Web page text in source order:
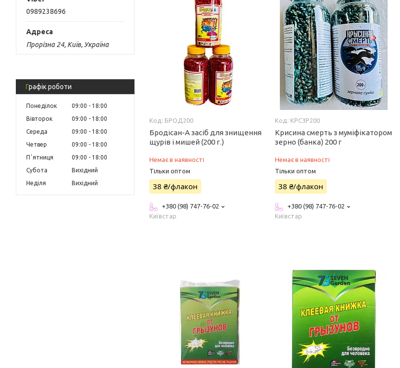
0989238696
Прорізна 24, Київ, Україна
Графік роботи
Понеділок 09:00
18:00
Вівторок
09:00
18:00
Середа
09:00
18:00
Четвер
09:00
18:00
Пʼятниця
09:00
18:00
Субота
Вихідний
Неділя
Вихідний
БРОД200
Бродісан-А засіб для знищення
щурів і мишей (200 г.)
Немає в наявності
Тільки оптом
38 ₴/флакон
+380 (98) 747-76-02
Київстар
КРСЗР200
Крисина смерть з муміфікатором
зерно (банка) 200 г
Немає в наявності
Тільки оптом
38 ₴/флакон
+380 (98) 747-76-02
Київстар